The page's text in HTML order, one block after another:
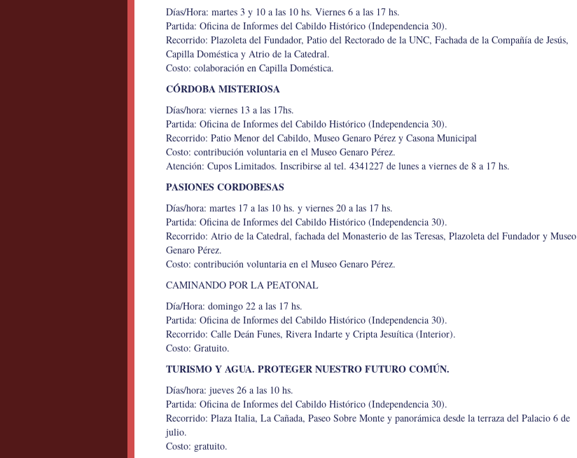
Días/Hora: martes 3 y 10 a las 10 hs. Viernes 6 a las 17 hs.
Partida: Oficina de Informes del Cabildo Histórico (Independencia 30).
Recorrido: Plazoleta del Fundador, Patio del Rectorado de la UNC, Fachada de la Compañía de Jesús,
Capilla Doméstica y Atrio de la Catedral.
Costo: colaboración en Capilla Doméstica.
CÓRDOBA MISTERIOSA
Días/hora: viernes 13 a las 17hs.
Partida: Oficina de Informes del Cabildo Histórico (Independencia 30).
Recorrido: Patio Menor del Cabildo, Museo Genaro Pérez y Casona Municipal
Costo: contribución voluntaria en el Museo Genaro Pérez.
Atención: Cupos Limitados. Inscribirse al tel. 4341227 de lunes a viernes de 8 a 17 hs.
PASIONES CORDOBESAS
Días/hora: martes 17 a las 10 hs. y viernes 20 a las 17 hs.
Partida: Oficina de Informes del Cabildo Histórico (Independencia 30).
Recorrido: Atrio de la Catedral, fachada del Monasterio de las Teresas, Plazoleta del Fundador y Museo
Genaro Pérez.
Costo: contribución voluntaria en el Museo Genaro Pérez.
CAMINANDO POR LA PEATONAL
Día/Hora: domingo 22 a las 17 hs.
Partida: Oficina de Informes del Cabildo Histórico (Independencia 30).
Recorrido: Calle Deán Funes, Rivera Indarte y Cripta Jesuítica (Interior).
Costo: Gratuito.
TURISMO Y AGUA. PROTEGER NUESTRO FUTURO COMÚN.
Días/hora: jueves 26 a las 10 hs.
Partida: Oficina de Informes del Cabildo Histórico (Independencia 30).
Recorrido: Plaza Italia, La Cañada, Paseo Sobre Monte y panorámica desde la terraza del Palacio 6 de
julio.
Costo: gratuito.